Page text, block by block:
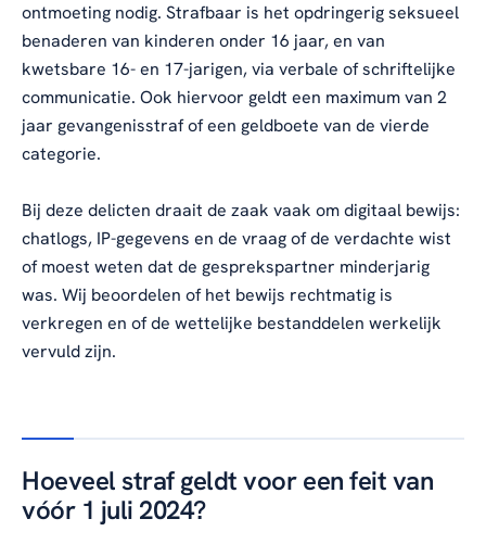
ontmoeting nodig. Strafbaar is het opdringerig seksueel
benaderen van kinderen onder 16 jaar, en van
kwetsbare 16- en 17-jarigen, via verbale of schriftelijke
communicatie. Ook hiervoor geldt een maximum van 2
jaar gevangenisstraf of een geldboete van de vierde
categorie.
Bij deze delicten draait de zaak vaak om digitaal bewijs:
chatlogs, IP-gegevens en de vraag of de verdachte wist
of moest weten dat de gesprekspartner minderjarig
was. Wij beoordelen of het bewijs rechtmatig is
verkregen en of de wettelijke bestanddelen werkelijk
vervuld zijn.
Hoeveel straf geldt voor een feit van
vóór 1 juli 2024?